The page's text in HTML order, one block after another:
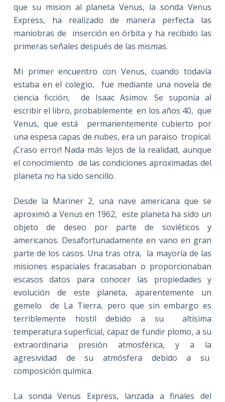
que su mision al planeta Venus, la sonda Venus
Express, ha realizado de manera perfecta las
maniobras de inserción en órbita y ha recibido las
primeras señales después de las mismas.
Mi primer encuentro con Venus, cuando todavía
estaba en el colegio, fue mediante una novela de
ciencia ficción, de Isaac Asimov. Se suponía al
escribir el libro, probablemente en los años 40, que
Venus, que está permanentemente cubierto por
una espesa capas de nubes, era un paraiso tropical.
¡Craso error! Nada más lejos de la realidad, aunque
el conocimiento de las condiciones aproximadas del
planeta no ha sido sencillo.
Desde la Mariner 2, una nave americana que se
aproximó a Venus en 1962, este planeta ha sido un
objeto de deseo por parte de soviéticos y
americanos. Desafortunadamente en vano en gran
parte de los casos. Una tras otra, la mayoría de las
misiones espaciales fracasaban o proporcionaban
escasos datos para conocer las propiedades y
evolución de este planeta, aparentemente un
gemelo de La Tierra, pero que sin embargo es
terriblemente hostil debido a su altísima
temperatura superficial, capaz de fundir plomo, a su
extraordinaria presión atmosférica, y a la
agresividad de su atmósfera debido a su
composición química.
La sonda Venus Express, lanzada a finales del